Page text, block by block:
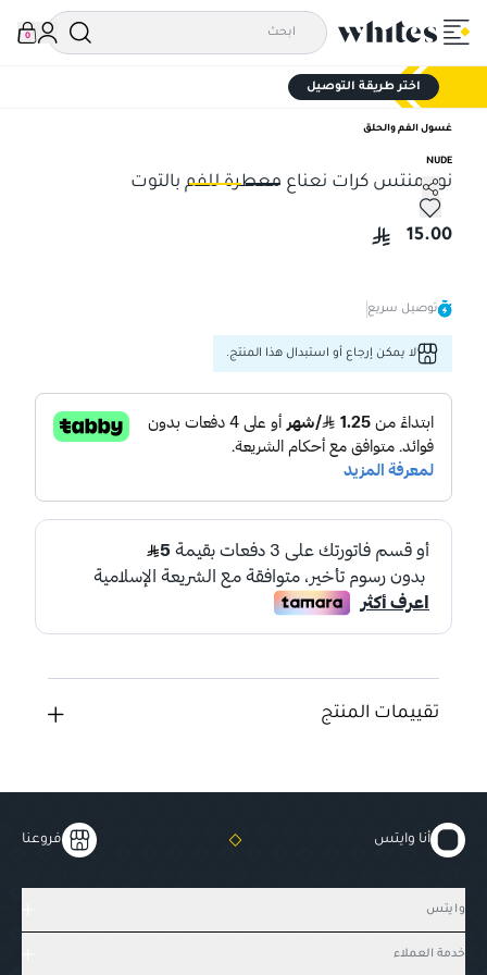
0
اختر طريقة التوصيل
غسول الفم والحلق
NUDE
نود منتس كرات نعناع معطرة للفم بالتوت
نود منتس كرات نعناع معطرة للفم بالتوت
15.00
توصيل سريع
لا يمكن إرجاع أو استبدال هذا المنتج.
تقييمات المنتج
أنا وايتس فروعنا
وايتس
خدمة العملاء